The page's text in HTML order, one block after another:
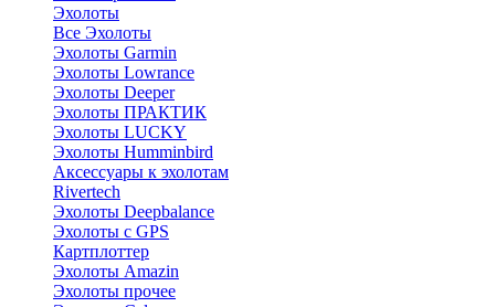
Эхолоты
Все Эхолоты
Эхолоты Garmin
Эхолоты Lowrance
Эхолоты Deeper
Эхолоты ПРАКТИК
Эхолоты LUCKY
Эхолоты Humminbird
Аксессуары к эхолотам
Rivertech
Эхолоты Deepbalance
Эхолоты с GPS
Картплоттер
Эхолоты Amazin
Эхолоты прочее